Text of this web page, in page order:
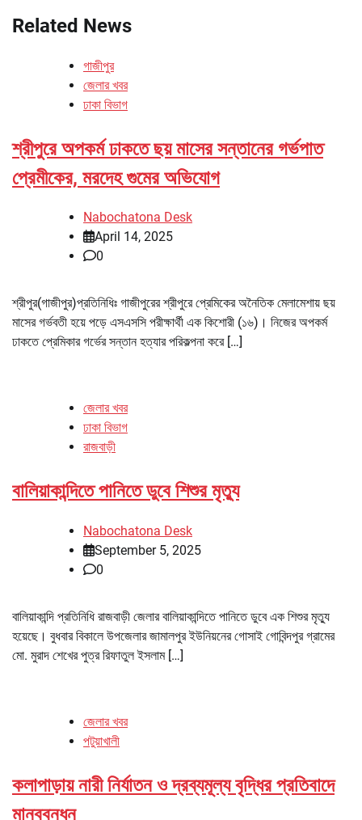
Related News
গাজীপুর
জেলার খবর
ঢাকা বিভাগ
শ্রীপুরে অপকর্ম ঢাকতে ছয় মাসের সন্তানের গর্ভপাত
প্রেমীকের, মরদেহ গুমের অভিযোগ
Nabochatona Desk
April 14, 2025
0
শ্রীপুর(গাজীপুর)প্রতিনিধিঃ গাজীপুরের শ্রীপুরে প্রেমিকের অনৈতিক মেলামেশায় ছয়
মাসের গর্ভবতী হয়ে পড়ে এসএসসি পরীক্ষার্থী এক কিশোরী (১৬)। নিজের অপকর্ম
ঢাকতে প্রেমিকার গর্ভের সন্তান হত্যার পরিকল্পনা করে […]
জেলার খবর
ঢাকা বিভাগ
রাজবাড়ী
বালিয়াকান্দিতে পানিতে ডুবে শিশুর মৃত্যু
Nabochatona Desk
September 5, 2025
0
বালিয়াকান্দি প্রতিনিধি রাজবাড়ী জেলার বালিয়াকান্দিতে পানিতে ডুবে এক শিশুর মৃত্যু
হয়েছে। বুধবার বিকালে উপজেলার জামালপুর ইউনিয়নের গোসাই গোবিন্দপুর গ্রামের
মো. মুরাদ শেখের পুত্র রিফাতুল ইসলাম […]
জেলার খবর
পটুয়াখালী
কলাপাড়ায় নারী নির্যাতন ও দ্রব্যমূল্য বৃদ্ধির প্রতিবাদে
মানববন্ধন